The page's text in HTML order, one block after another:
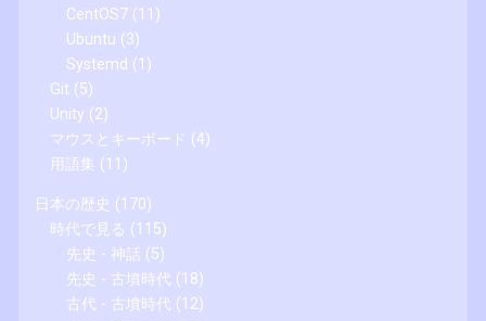
CentOS7(11)
Ubuntu (3)
Systemd (1)
Git (5)
Unity (2)
マウスとキーボード (4)
用語集 (11)
日本の歴史 (170)
時代で見る (115)
先史 - 神話 (5)
先史 - 古墳時代 (18)
古代 - 古墳時代 (12)